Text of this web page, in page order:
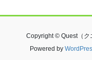
Copyright © Quest（ク
Powered by